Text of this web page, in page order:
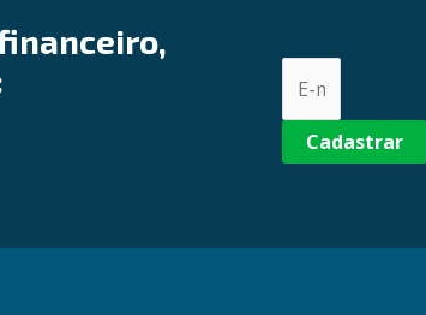
Cadastrar